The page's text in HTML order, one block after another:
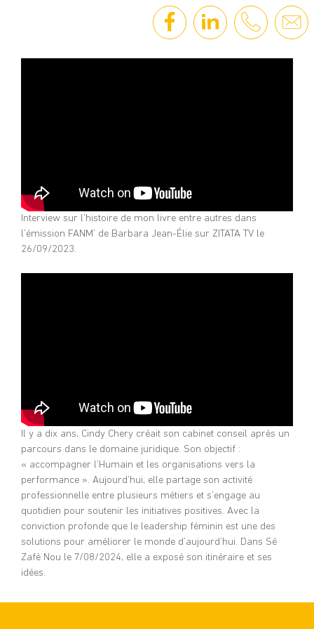
Interview sur l’histoire de mon livre entre autres dans
l’émission FANM’ de Barbara Jean-Élie sur ZITATA TV le
26/09/2023.
Il y a dix ans, Cindy Chery créait son cabinet conseil après un
parcours dans le domaine juridique. Son objectif :
« accompagner l’Humain et les organisations vers la
performance ». Aujourd’hui, elle partage son activité
professionnelle entre plusieurs métiers et s’engage au
quotidien pour soutenir les initiatives positives. Avec la
conviction profonde que le leadership féminin est une des
solutions pour améliorer le monde d’aujourd’hui. Dans Sé
Zafè Nou le 7/08/2024, elle a exposé son itinéraire et ses
idées.